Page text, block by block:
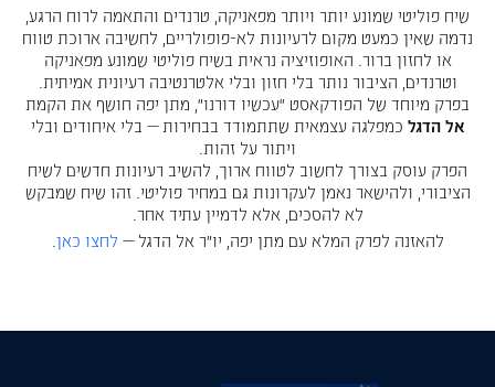
צרו קשר
EN
שיח פוליטי שמונע יותר ויותר מפאניקה, טרנדים והתאמה לרוח הרגע,
נדמה שאין כמעט מקום לרעיונות לא-פופולריים, לחשיבה ארוכת טווח
או לחזון ברור. האופוזיציה נראית בשיח פוליטי שמונע מפאניקה
וטרנדים, הציבור נותר בלי חזון ובלי אלטרנטיבה רעיונית אמיתית.
בפרק מיוחד של הפודקאסט “עכשיו דורנו”, מתן יפה חושף את הקמת
אל הדגל כמפלגה עצמאית שתתמודד בבחירות — בלי איחודים ובלי
ויתור על זהות.
הפרק עוסק בצורך לחשוב לטווח ארוך, להשיב רעיונות חדשים לשיח
הציבורי, ולהישאר נאמן לעקרונות גם במחיר פוליטי. זהו שיח שמבקש
לא להסכים, אלא לדמיין עתיד אחר.
להאזנה לפרק המלא עם מתן יפה, יו״ר אל הדגל — לחצו כאן